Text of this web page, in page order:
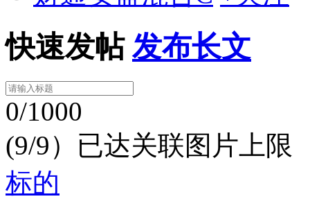
快速发帖 发布长文
0/1000
(9/9）已达关联图片上限
标的